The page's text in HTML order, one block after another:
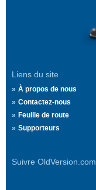
Liens du site
À propos de nous
Contactez-nous
Feuille de route
Supporteurs
Suivre OldVersion.com